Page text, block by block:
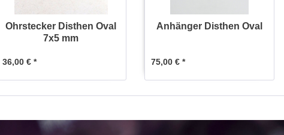
Ohrstecker Disthen Oval
7x5 mm
36,00 € *
Anhänger Disthen Oval
75,00 € *